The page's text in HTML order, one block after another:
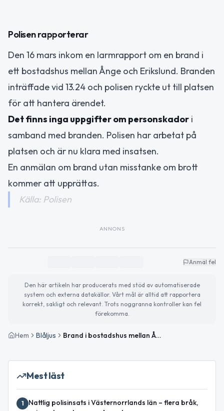
Polisen rapporterar
Den 16 mars inkom en larmrapport om en brand i
ett bostadshus mellan Ånge och Erikslund. Branden
inträffade vid 13.24 och polisen ryckte ut till platsen
för att hantera ärendet.
Det finns inga uppgifter om personskador i
samband med branden. Polisen har arbetat på
platsen och är nu klara med insatsen.
En anmälan om brand utan misstanke om brott
kommer att upprättas.
Källa: Polisen
ANNONS
Anmäl fel
Den här artikeln har producerats med stöd av automatiserade
system och externa datakällor. Vårt mål är alltid att rapportera
korrekt, sakligt och relevant. Trots noggranna kontroller kan fel
förekomma.
Hem Blåljus Brand i bostadshus mellan Ånge och Erikslund – inga personskador
Mest läst
1
Nattlig polisinsats i Västernorrlands län – flera bråk,